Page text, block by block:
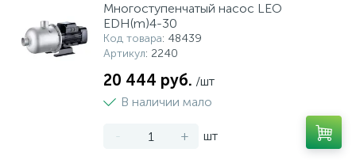
Многоступенчатый насос LEO
EDH(m)4-30
Код товара: 48439
Артикул: 2240
20 444 руб. /шт
В наличии мало
- + шт